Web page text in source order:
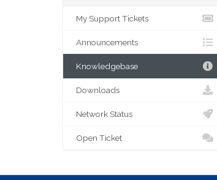
My Support Tickets
Announcements
Knowledgebase
Downloads
Network Status
Open Ticket